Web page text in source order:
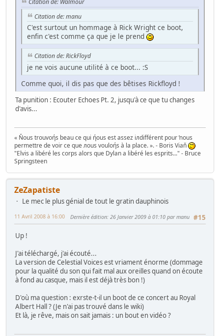
Citation de: manu
C'est surtout un hommage à Rick Wright ce boot,
enfin c'est comme ça que je le prend
Citation de: RickFloyd
je ne vois aucune utilité à ce boot... :S
Comme quoi, il dis pas que des bêtises Rickfloyd !
Ta punition : Ecouter Echoes Pt. 2, jusqu'à ce que tu changes
d'avis...
« Ňous trouvoήs beau ce qui ήous est assez iлdifférent pour ŉous
permettre de voir ce que лous vouloήs à la place. ». - Boris Viaň
"Elvis a libéré les corps alors que Dylan a libéré les esprits..." - Bruce
Springsteen
ZeZapatiste
Le mec le plus génial de tout le gratin dauphinois
#15
11 Avril 2008 à 16:00 Dernière édition: 26 Janvier 2009 à 01:10 par manu
Up !
J'ai téléchargé, j'ai écouté...
La version de Celestial Voices est vriament énorme (dommage
pour la qualité du son qui fait mal aux oreilles quand on écoute
à fond au casque, mais il est déjà très bon !)
D'où ma question : exrste-t-il un boot de ce concert au Royal
Albert Hall ? (Je n'ai pas trouvé dans le wiki)
Et là, je rêve, mais on sait jamais : un bout en vidéo ?